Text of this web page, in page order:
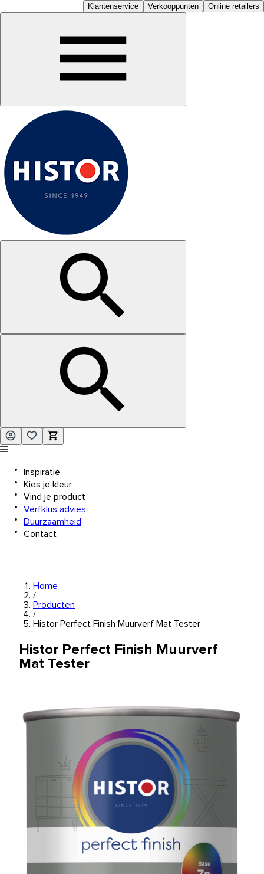
Klantenservice Verkooppunten Online retailers
Inspiratie
Kies je kleur
Vind je product
Verfklus advies
Duurzaamheid
Contact
Home
/
Producten
/
Histor Perfect Finish Muurverf Mat Tester
Histor Perfect Finish Muurverf
Mat Tester